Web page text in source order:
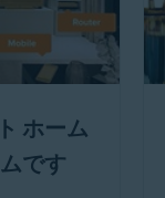
ホーム
です